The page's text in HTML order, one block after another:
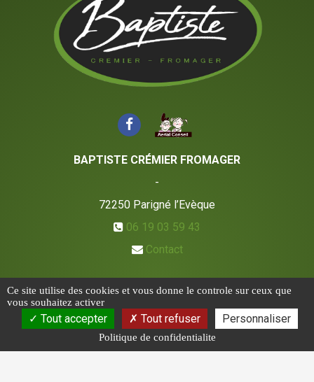
BAPTISTE CRÉMIER FROMAGER
-
72250 Parigné l’Evèque
06 19 03 59 43
Contact
Ce site utilise des cookies et vous donne le controle sur ceux que
vous souhaitez activer
Tout accepter Tout refuser Personnaliser
Politique de confidentialite